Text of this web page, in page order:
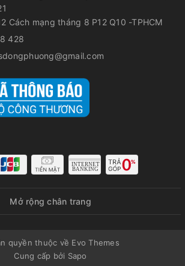
Cách mạng tháng 8 P12 Q10 -TPHCM
428
Mở rộng chân trang
quyền thuộc về Evo Themes
Cung cấp bởi Sapo